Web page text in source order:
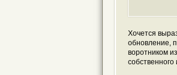
Хочется
обновление,
воротником
собственного